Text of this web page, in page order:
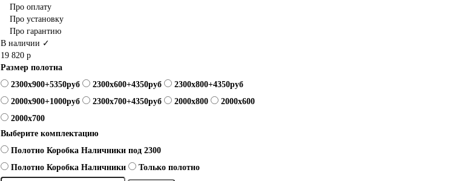
Про оплату
Про установку
Про гарантию
В наличии ✓
19 820 р
Размер полотна
2300х900+5350руб
2300х600+4350руб
2300х800+4350руб
2000x900+1000руб
2300х700+4350руб 2000х800
2000x600
2000x700
Выберите комплектацию
Полотно Коробка Наличники под 2300
Полотно Коробка Наличники
Только полотно